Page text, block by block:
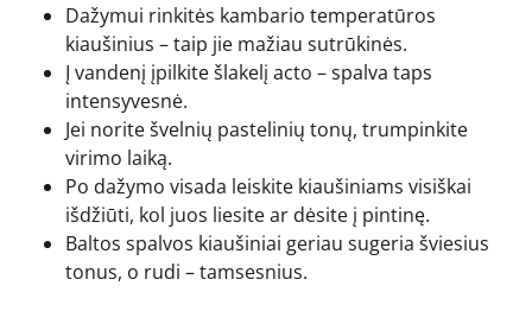
Dažymui rinkitės kambario temperatūros
kiaušinius – taip jie mažiau sutrūkinės.
Į vandenį įpilkite šlakelį acto – spalva taps
intensyvesnė.
Jei norite švelnių pastelinių tonų, trumpinkite
virimo laiką.
Po dažymo visada leiskite kiaušiniams visiškai
išdžiūti, kol juos liesite ar dėsite į pintinę.
Baltos spalvos kiaušiniai geriau sugeria šviesius
tonus, o rudi – tamsesnius.